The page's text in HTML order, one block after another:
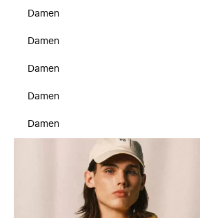
Damen
Damen
Damen
Damen
Damen